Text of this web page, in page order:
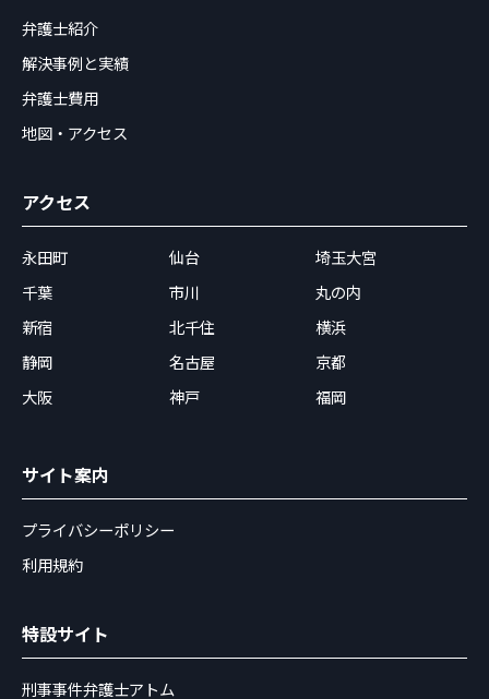
弁護士紹介
解決事例と実績
弁護士費用
地図・アクセス
アクセス
永田町 仙台
埼玉大宮
千葉
市川
丸の内
新宿
北千住
横浜
静岡
名古屋
京都
大阪
神戸 福岡
サイト案内
プライバシーポリシー
利用規約
特設サイト
刑事事件弁護士アトム